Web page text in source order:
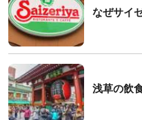
なぜサイ
浅草の飲